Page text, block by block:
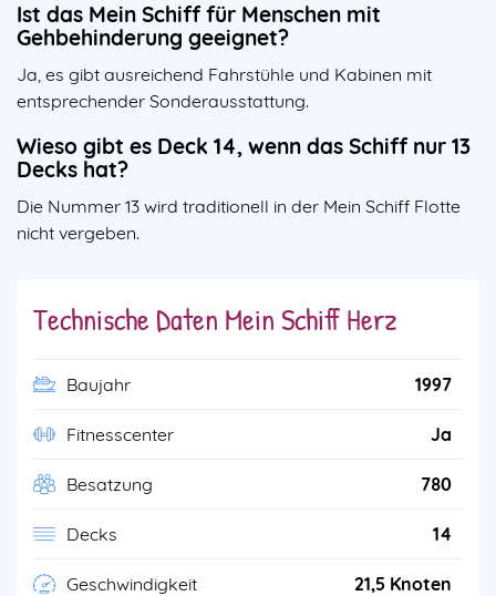
Ist das Mein Schiff für Menschen mit
Gehbehinderung geeignet?
Ja, es gibt ausreichend Fahrstühle und Kabinen mit
entsprechender Sonderausstattung.
Wieso gibt es Deck 14, wenn das Schiff nur 13
Decks hat?
Die Nummer 13 wird traditionell in der Mein Schiff Flotte
nicht vergeben.
Technische Daten Mein Schiff Herz
Baujahr 1997
Fitnesscenter Ja
Besatzung 780
Decks 14
Geschwindigkeit 21,5 Knoten